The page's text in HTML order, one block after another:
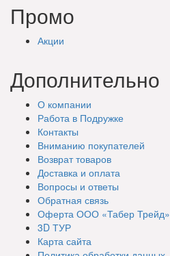
Промо
Акции
Дополнительно
О компании
Работа в Подружке
Контакты
Вниманию покупателей
Возврат товаров
Доставка и оплата
Вопросы и ответы
Обратная связь
Оферта ООО «Табер Трейд»
3D ТУР
Карта сайта